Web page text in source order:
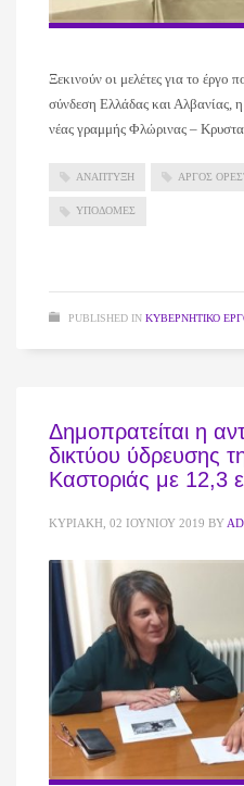
Ξεκινούν οι μελέτες για το έργο
σύνδεση Ελλάδας και Αλβανίας,
νέας γραμμής Φλώρινας –
ΑΝΑΠΤΥΞΗ ΑΡΓΟΣ
ΥΠΟΔΟΜΕΣ
PUBLISHED IN ΚΥΒΕΡΝΗΤΙΚΌ
Δημοπρατείται η
δικτύου ύδρευσης
Καστοριάς με 12,3
ΚΥΡΙΑΚΉ, 02 ΙΟΥΝΊΟΥ 2019 BY